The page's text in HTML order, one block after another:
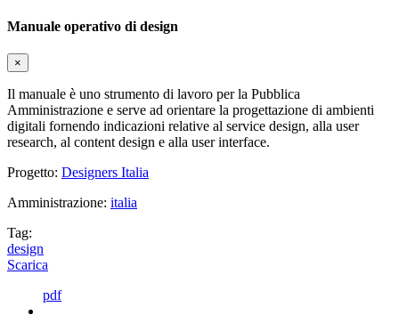
Manuale operativo di design
×
Il manuale è uno strumento di lavoro per la Pubblica
Amministrazione e serve ad orientare la progettazione di ambienti
digitali fornendo indicazioni relative al service design, alla user
research, al content design e alla user interface.
Progetto: Designers Italia
Amministrazione: italia
Tag:
design
Scarica
pdf